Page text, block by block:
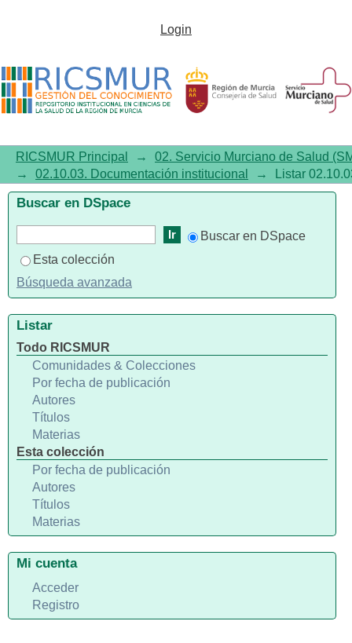
Listar 02.10.03. Documentación
Login
RICSMUR Principal →
02. Servicio Murciano de Salud
→
02.10.03. Documentación institucional → Listar
Buscar en DSpace
Buscar en DSpace
Esta colección
Búsqueda avanzada
Listar
Todo RICSMUR
Comunidades & Colecciones
Por fecha de publicación
Autores
Títulos
Materias
Esta colección
Por fecha de publicación
Autores
Títulos
Materias
Mi cuenta
Acceder
Registro